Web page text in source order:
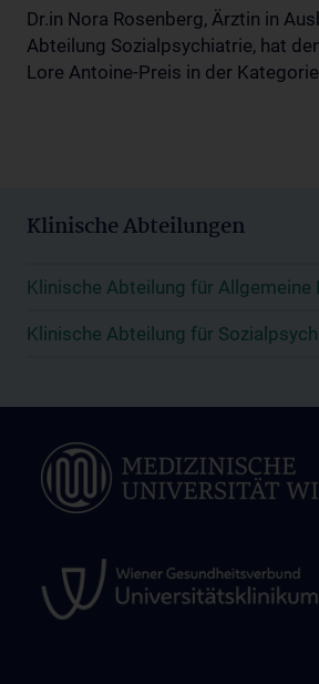
Dr.in Nora Rosenberg, Ärztin in
Abteilung Sozialpsychiatrie, hat
Lore Antoine-Preis in der
Klinische Abteilungen
Klinische Abteilung für Allgemeine
Klinische Abteilung für